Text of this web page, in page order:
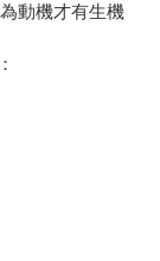
動機才有生機